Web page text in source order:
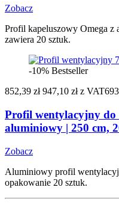
Zobacz
Profil kapeluszowy Omega z
zawiera 20 sztuk.
-10% Bestseller
852,39 zł 947,10 zł z VAT
Profil wentylacyjny do
aluminiowy | 250 cm,
Zobacz
Aluminiowy profil
opakowanie 20 sztuk.